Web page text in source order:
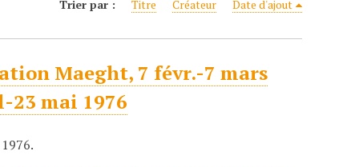
Trier par : Titre Créateur Date d'ajout
Maeght, 7 févr.-7 mars
23 mai 1976